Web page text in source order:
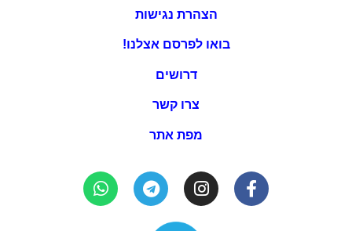
הצהרת נגישות
בואו לפרסם אצלנו!
דרושים
צרו קשר
מפת אתר